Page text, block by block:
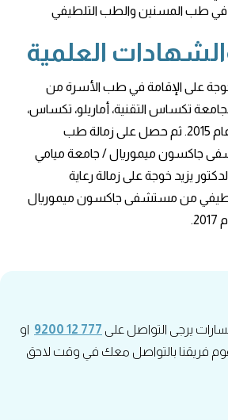
في طب المسنين والطب التلطيفي
العلمية
على الإقامة في طب الأسرة من
تكساس التقنية، أماريلو، تكساس،
الولايات المتحدة في عام 2015. ثم حصل على زمالة طب
جاكسون ميموريال / جامعة ميامي
الدكتور يزيد خوجة على زمالة رعاية
من مستشفى جاكسون ميموريال
يرجى التواصل على 777 12 9200
او
فريقنا بالتواصل معك في وقت لاحق